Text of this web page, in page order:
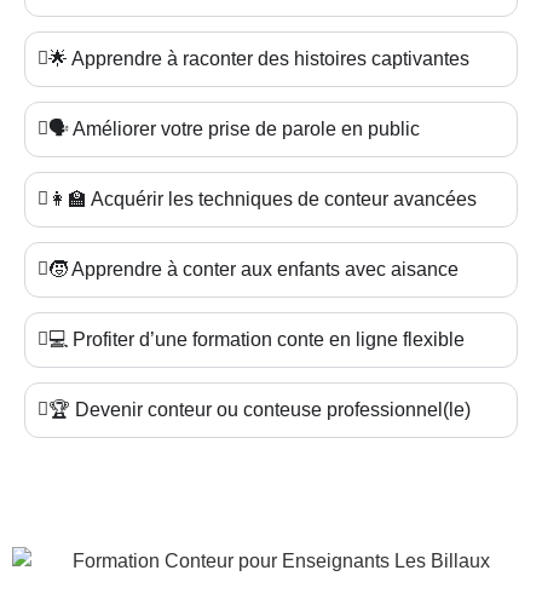
🌟 Apprendre à raconter des histoires captivantes
🗣️ Améliorer votre prise de parole en public
👩‍🏫 Acquérir les techniques de conteur avancées
🧒 Apprendre à conter aux enfants avec aisance
💻 Profiter d’une formation conte en ligne flexible
🏆 Devenir conteur ou conteuse professionnel(le)